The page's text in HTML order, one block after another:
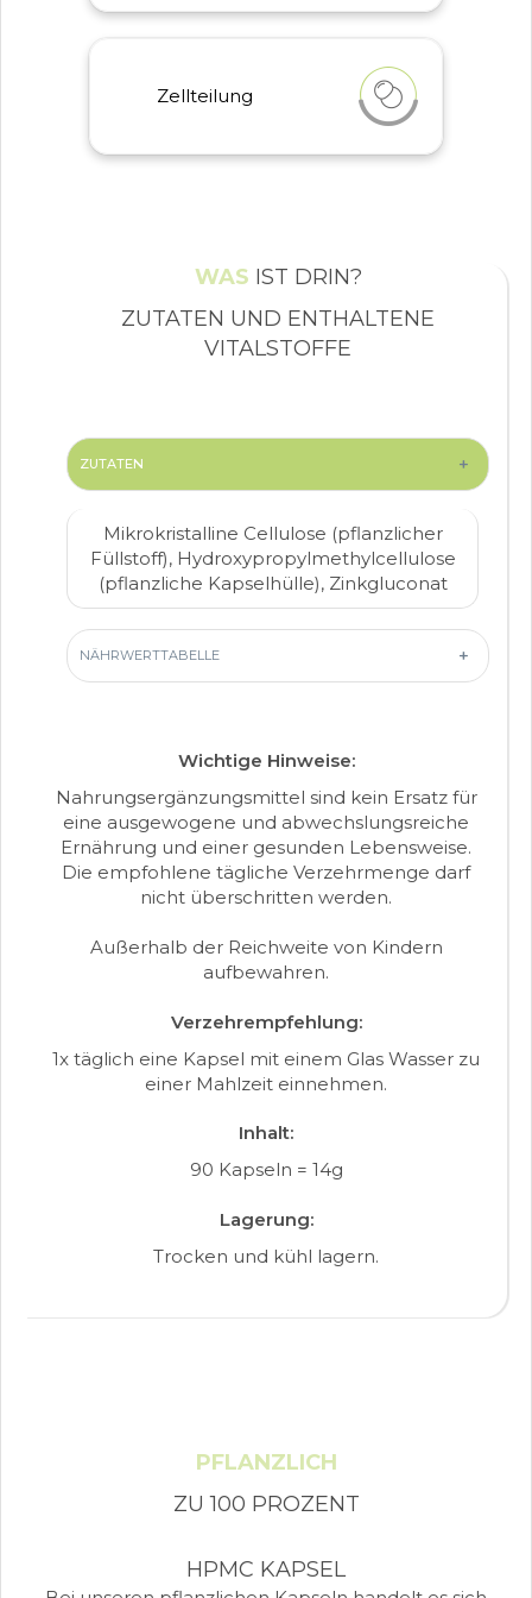
Zellteilung
Zink hat eine Funktion bei der
WAS IST DRIN?
ZUTATEN UND ENTHALTENE
VITALSTOFFE
ZUTATEN +
Mikrokristalline Cellulose (pflanzlicher
Füllstoff), Hydroxypropylmethylcellulose
(pflanzliche Kapselhülle), Zinkgluconat
NÄHRWERTTABELLE +
Wichtige Hinweise:
Nahrungsergänzungsmittel sind kein Ersatz für
eine ausgewogene und abwechslungsreiche
Ernährung und einer gesunden Lebensweise.
Die empfohlene tägliche Verzehrmenge darf
nicht überschritten werden.
Außerhalb der Reichweite von Kindern
aufbewahren.
Verzehrempfehlung:
1x täglich eine Kapsel mit einem Glas Wasser zu
einer Mahlzeit einnehmen.
Inhalt:
90 Kapseln = 14g
Lagerung:
Trocken und kühl lagern.
PFLANZLICH
ZU 100 PROZENT
HPMC KAPSEL